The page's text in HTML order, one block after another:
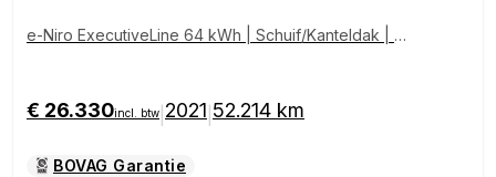
e-Niro ExecutiveLine 64 kWh | Schuif/Kanteldak | M
€ 26.330incl. btw 2021 52.214 km
BOVAG Garantie